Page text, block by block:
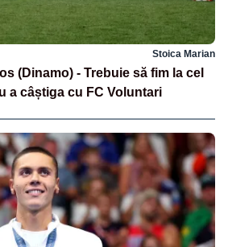
Stoica Marian
(Dinamo) - Trebuie să fim la cel
a câștiga cu FC Voluntari